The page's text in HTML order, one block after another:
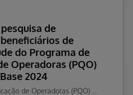
de
de
do Programa de
Operadoras (PQO)
2024